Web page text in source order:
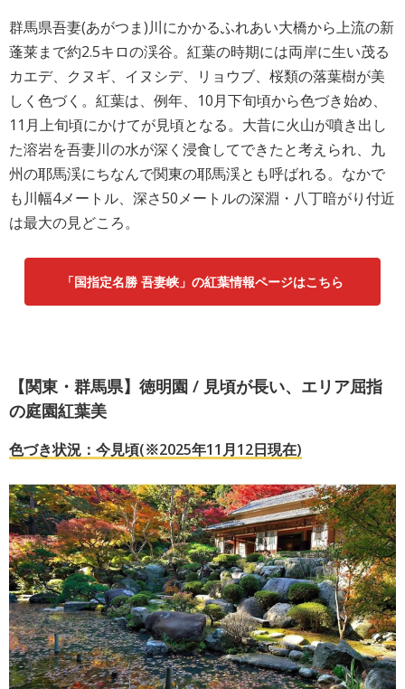
群馬県吾妻(あがつま)川にかかるふれあい大橋から上流の新
蓬莱まで約2.5キロの渓谷。紅葉の時期には両岸に生い茂る
カエデ、クヌギ、イヌシデ、リョウブ、桜類の落葉樹が美
しく色づく。紅葉は、例年、10月下旬頃から色づき始め、
11月上旬頃にかけてが見頃となる。大昔に火山が噴き出し
た溶岩を吾妻川の水が深く浸食してできたと考えられ、九
州の耶馬渓にちなんで関東の耶馬渓とも呼ばれる。なかで
も川幅4メートル、深さ50メートルの深淵・八丁暗がり付近
は最大の見どころ。
「国指定名勝 吾妻峡」の紅葉情報ページはこちら
【関東・群馬県】徳明園 / 見頃が長い、エリア屈指
の庭園紅葉美
色づき状況：今見頃(※2025年11月12日現在)